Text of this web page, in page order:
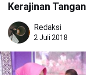
Kerajinan Tangan
Redaksi
2 Juli 2018